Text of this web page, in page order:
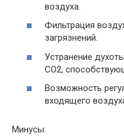
воздуха.
Фильтрация
загрязнений.
Устранение
CO2,
Возможность
входящего
Минусы: